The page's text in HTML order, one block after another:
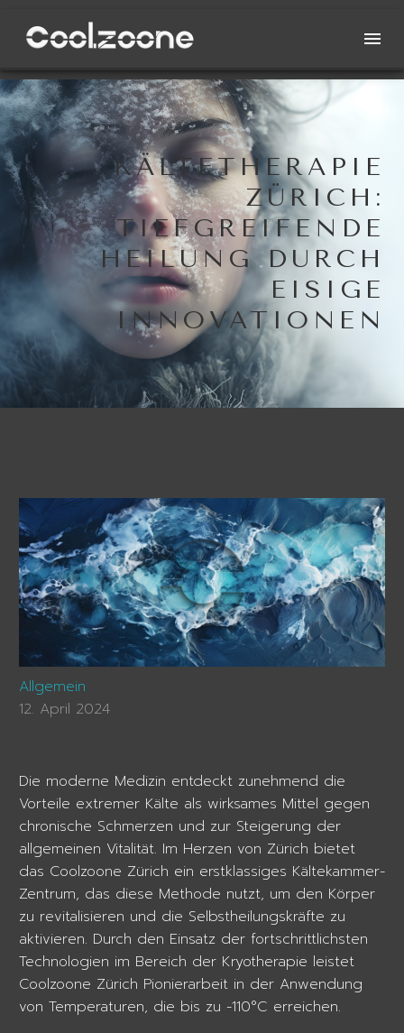
KÄLTETHERAPIE
ZÜRICH:
TIEFGREIFENDE
HEILUNG DURCH
EISIGE
INNOVATIONEN
Allgemein
12. April 2024
Die moderne Medizin entdeckt zunehmend die
Vorteile extremer Kälte als wirksames Mittel gegen
chronische Schmerzen und zur Steigerung der
allgemeinen Vitalität. Im Herzen von Zürich bietet
das Coolzoone Zürich ein erstklassiges Kältekammer-
Zentrum, das diese Methode nutzt, um den Körper
zu revitalisieren und die Selbstheilungskräfte zu
aktivieren. Durch den Einsatz der fortschrittlichsten
Technologien im Bereich der Kryotherapie leistet
Coolzoone Zürich Pionierarbeit in der Anwendung
von Temperaturen, die bis zu -110°C erreichen.